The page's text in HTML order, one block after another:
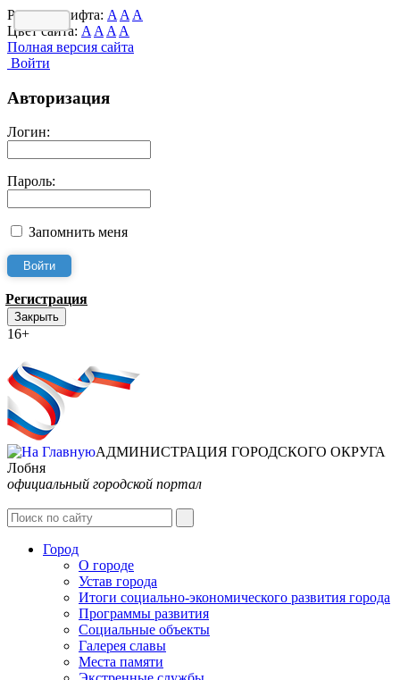
Размер шрифта: A A A
Цвет сайта: A A A A
Полная версия сайта
Войти
Авторизация
Логин:
Пароль:
Запомнить меня
Регистрация
Закрыть
16+
АДМИНИСТРАЦИЯ ГОРОДСКОГО ОКРУГА
Лобня
официальный городской портал
Город
О городе
Устав города
Итоги социально-экономического развития города
Программы развития
Социальные объекты
Галерея славы
Места памяти